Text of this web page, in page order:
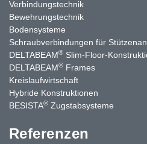
Verbindungstechnik
Bewehrungstechnik
Bodensysteme
Schraubverbindungen für
DELTABEAM® Slim-Floor-
DELTABEAM® Frames
Kreislaufwirtschaft
Hybride Konstruktionen
BESISTA® Zugstabsysteme
Referenzen